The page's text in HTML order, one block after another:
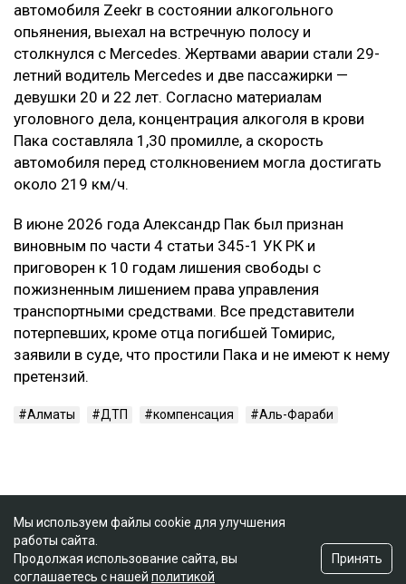
автомобиля Zeekr в состоянии алкогольного
опьянения, выехал на встречную полосу и
столкнулся с Mercedes. Жертвами аварии стали 29-
летний водитель Mercedes и две пассажирки —
девушки 20 и 22 лет. Согласно материалам
уголовного дела, концентрация алкоголя в крови
Пака составляла 1,30 промилле, а скорость
автомобиля перед столкновением могла достигать
около 219 км/ч.
В июне 2026 года Александр Пак был признан
виновным по части 4 статьи 345-1 УК РК и
приговорен к 10 годам лишения свободы с
пожизненным лишением права управления
транспортными средствами. Все представители
потерпевших, кроме отца погибшей Томирис,
заявили в суде, что простили Пака и не имеют к нему
претензий.
Алматы ДТП компенсация Аль-Фараби
Мы используем файлы cookie для улучшения
работы сайта.
Продолжая использование сайта, вы
соглашаетесь с нашей политикой
Принять